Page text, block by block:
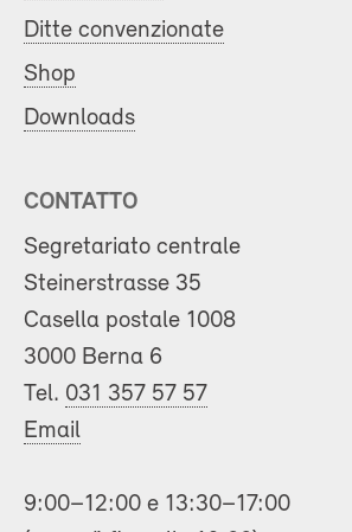
Ditte convenzionate
Shop
Downloads
CONTATTO
Segretariato centrale
Steinerstrasse 35
Casella postale 1008
3000 Berna 6
Tel. 031 357 57 57
Email
9:00–12:00 e 13:30–17:00